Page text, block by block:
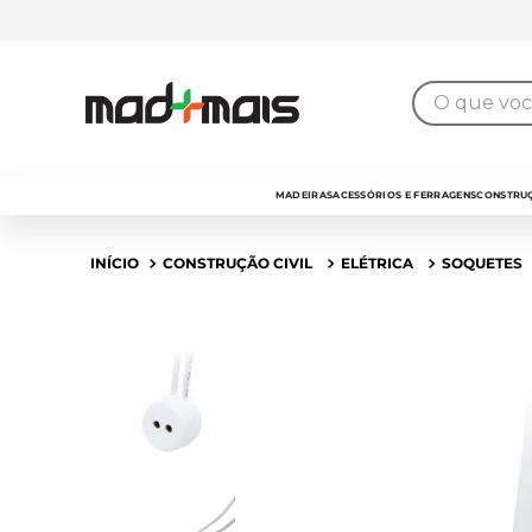
O que você
MADEIRASACESSÓRIOS E FERRAGENS
CONSTRUÇÃO CIVIL ELÉTRICA SOQUETES